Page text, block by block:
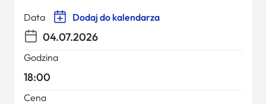
Data Dodaj do kalendarza
04.07.2026
Godzina
18:00
Cena